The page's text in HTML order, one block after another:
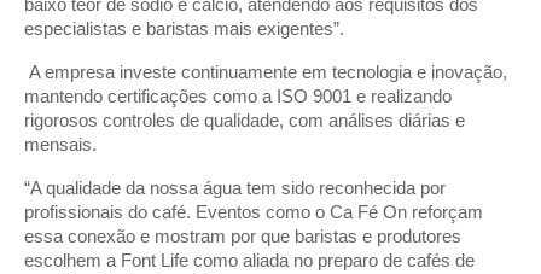
baixo teor de sódio e cálcio, atendendo aos requisitos dos
especialistas e baristas mais exigentes”.
A empresa investe continuamente em tecnologia e inovação,
mantendo certificações como a ISO 9001 e realizando
rigorosos controles de qualidade, com análises diárias e
mensais.
“A qualidade da nossa água tem sido reconhecida por
profissionais do café. Eventos como o Ca Fé On reforçam
essa conexão e mostram por que baristas e produtores
escolhem a Font Life como aliada no preparo de cafés de